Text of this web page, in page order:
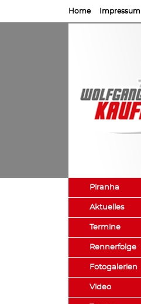
Home Impressum
Piranha
Aktuelles
Termine
Rennerfolge
Fotogalerien
Video